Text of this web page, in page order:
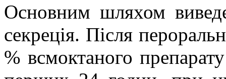
Основним шляхом
секреція. Після
% всмоктаного